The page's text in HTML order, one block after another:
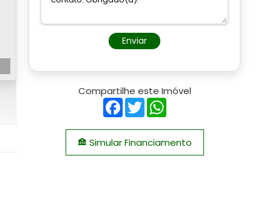
Enviar
Compartilhe este Imóvel
Facebook
TwitterWhatsApp
Simular Financiamento